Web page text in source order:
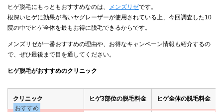
ヒゲ脱毛にもっともおすすめなのは、 メンズリゼです。
根深いヒゲに効果が高いヤグレーザーが使用されている上、今回調査した10
院の中でヒゲ全体を最もお得に脱毛できるからです。
メンズリゼが一番おすすめの理由や、お得なキャンペーン情報も紹介するの
で、ぜひ最後まで目を通してください。
ヒゲ脱毛がおすすめのクリニック
クリニック ヒゲ3部位の脱毛料金
ヒゲ全体の脱毛料金
おすすめ